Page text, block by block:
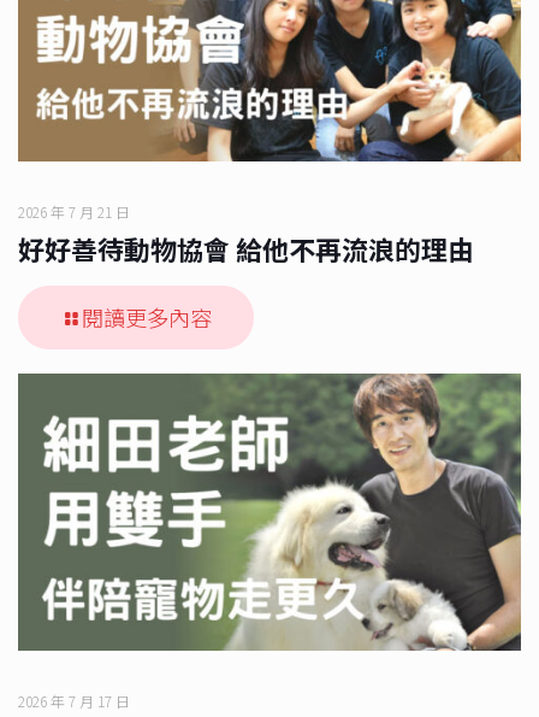
2026 年 7 月 21 日
好好善待動物協會 給他不再流浪的理由
閱讀更多內容
2026 年 7 月 17 日